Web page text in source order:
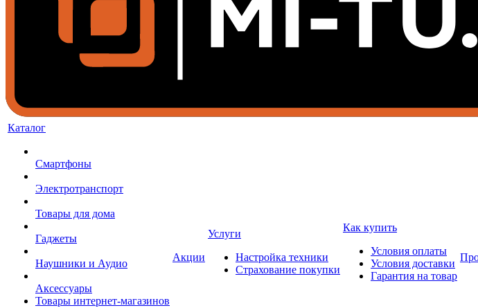
Каталог
Смартфоны
Электротранспорт
Товары для дома
Гаджеты
Наушники и Аудио
Аксессуары
Товары интернет-магазинов
Акции
Услуги
Настройка техники
Страхование покупки
Как купить
Условия оплаты
Условия доставки
Гарантия на товар